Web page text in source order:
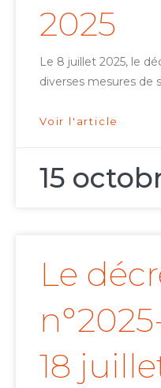
2025
Le 8 juillet 2025, le
diverses mesures de
Voir l'article
15
Le
18